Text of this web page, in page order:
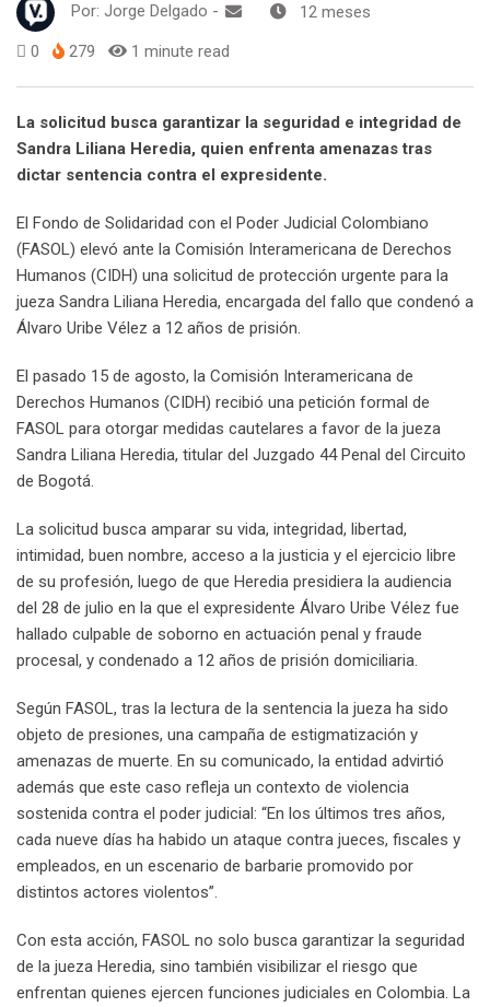
Por: Jorge Delgado - 12 meses
0 279 1 minute read
La solicitud busca garantizar la seguridad e integridad de
Sandra Liliana Heredia, quien enfrenta amenazas tras
dictar sentencia contra el expresidente.
El Fondo de Solidaridad con el Poder Judicial Colombiano
(FASOL) elevó ante la Comisión Interamericana de Derechos
Humanos (CIDH) una solicitud de protección urgente para la
jueza Sandra Liliana Heredia, encargada del fallo que condenó a
Álvaro Uribe Vélez a 12 años de prisión.
El pasado 15 de agosto, la Comisión Interamericana de
Derechos Humanos (CIDH) recibió una petición formal de
FASOL para otorgar medidas cautelares a favor de la jueza
Sandra Liliana Heredia, titular del Juzgado 44 Penal del Circuito
de Bogotá.
La solicitud busca amparar su vida, integridad, libertad,
intimidad, buen nombre, acceso a la justicia y el ejercicio libre
de su profesión, luego de que Heredia presidiera la audiencia
del 28 de julio en la que el expresidente Álvaro Uribe Vélez fue
hallado culpable de soborno en actuación penal y fraude
procesal, y condenado a 12 años de prisión domiciliaria.
Según FASOL, tras la lectura de la sentencia la jueza ha sido
objeto de presiones, una campaña de estigmatización y
amenazas de muerte. En su comunicado, la entidad advirtió
además que este caso refleja un contexto de violencia
sostenida contra el poder judicial: “En los últimos tres años,
cada nueve días ha habido un ataque contra jueces, fiscales y
empleados, en un escenario de barbarie promovido por
distintos actores violentos”.
Con esta acción, FASOL no solo busca garantizar la seguridad
de la jueza Heredia, sino también visibilizar el riesgo que
enfrentan quienes ejercen funciones judiciales en Colombia. La